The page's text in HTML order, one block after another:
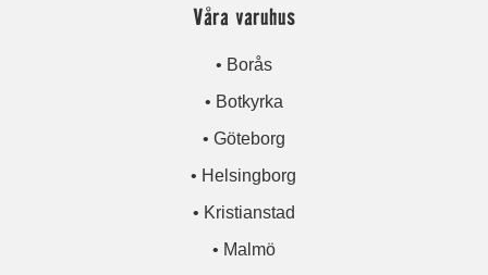
Våra varuhus
• Borås
• Botkyrka
• Göteborg
• Helsingborg
• Kristianstad
• Malmö